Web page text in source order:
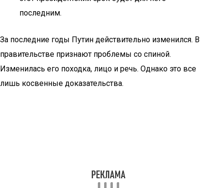
последним.
За последние годы Путин действительно изменился. В
правительстве признают проблемы со спиной.
Изменилась его походка, лицо и речь. Однако это все
лишь косвенные доказательства.